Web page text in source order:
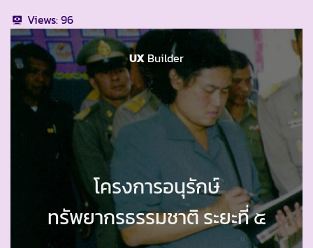
Views:96
UX Builder
โครงการอนุรักษ์
ทรัพยากรธรรมชาติ ระยะที่ ๕